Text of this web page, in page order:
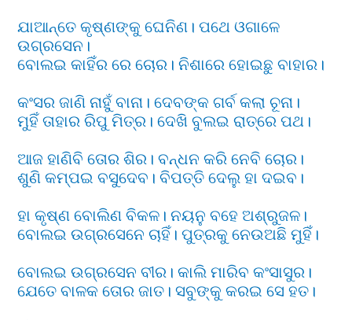
ଯାଆନ୍ତେ କୃଷ୍ଣଙ୍କୁ ଘେନିଣ। ପଥେ ଓଗାଳେ
ଉଗ୍ରସେନ।
ବୋଲଇ କାହିଁର ରେ ଚୋର। ନିଶାରେ ହୋଇଛୁ ବାହାର।
କଂସର ଜାଣି ନାହୁଁ ବାନା। ଦେବଙ୍କ ଗର୍ବ କଲା ଚୂନା।
ମୁହିଁ ତାହାର ରିପୁ ମିତ୍ର। ଦେଖି ବୁଲଇ ରାତ୍ରେ ପଥ।
ଆଜ ହାଣିବି ତୋର ଶିର। ବନ୍ଧନ କରି ନେବି ଚୋର।
ଶୁଣି କମ୍ପଇ ବସୁଦେବ। ବିପତ୍ତି ଦେଲୁ ହା ଦଇବ।
ହା କୃଷ୍ଣ ବୋଲିଣ ବିକଳ। ନୟନୁ ବହେ ଅଶ୍ରୁଜଳ।
ବୋଲଇ ଉଗ୍ରସେନେ ଚାହିଁ। ପୁତ୍ରକୁ ନେଉଅଛି ମୁହିଁ।
ବୋଲଇ ଉଗ୍ରସେନ ବୀର। କାଲି ମାରିବ କଂସାସୁର।
ଯେତେ ବାଳକ ତୋର ଜାତ। ସବୁଙ୍କୁ କରଇ ସେ ହତ।